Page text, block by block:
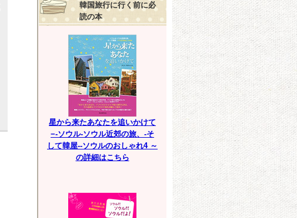
韓国旅行に行く前に必
読の本
星から来たあなたを追いかけて
−-ソウル-ソウル近郊の旅、-そ
して韓屋--ソウルのおしゃれ4 ～
の詳細はこちら